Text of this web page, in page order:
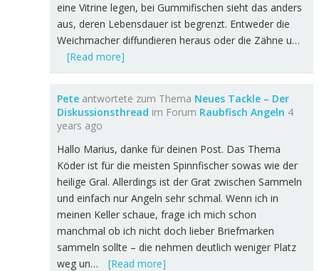
eine Vitrine legen, bei Gummifischen sieht das anders
aus, deren Lebensdauer ist begrenzt. Entweder die
Weichmacher diffundieren heraus oder die Zähne u…
[Read more]
Peteantwortete zum Thema Neues Tackle – Der
Diskussionsthread im Forum Raubfisch Angeln 4
years ago
Hallo Marius, danke für deinen Post. Das Thema
Köder ist für die meisten Spinnfischer sowas wie der
heilige Gral. Allerdings ist der Grat zwischen Sammeln
und einfach nur Angeln sehr schmal. Wenn ich in
meinen Keller schaue, frage ich mich schon
manchmal ob ich nicht doch lieber Briefmarken
sammeln sollte – die nehmen deutlich weniger Platz
weg un…
[Read more]